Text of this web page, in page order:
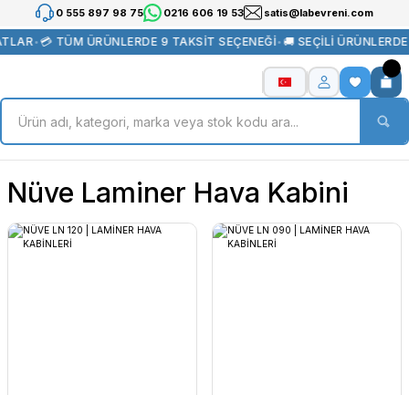
0 555 897 98 75 0216 606 19 53 satis@labevreni.com
•💳 TÜM ÜRÜNLERDE 9 TAKSİT SEÇENEĞİ•🚚 SEÇİLİ
Nüve Laminer Hava Kabini